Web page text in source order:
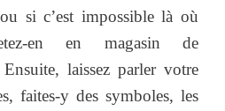
si c’est impossible là où
en en magasin de
laissez parler votre
faites-y des symboles, les